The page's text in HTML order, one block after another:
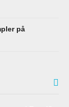
på